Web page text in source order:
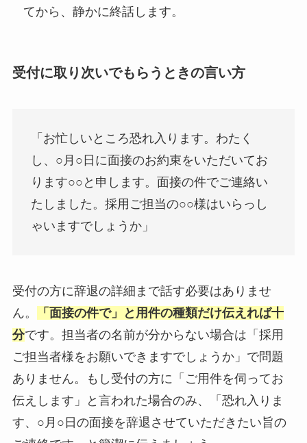
てから、静かに終話します。
受付に取り次いでもらうときの言い方
「お忙しいところ恐れ入ります。わたく
し、○月○日に面接のお約束をいただいてお
ります○○と申します。面接の件でご連絡い
たしました。採用ご担当の○○様はいらっし
ゃいますでしょうか」
受付の方に辞退の詳細まで話す必要はありませ
ん。
「面接の件で」と用件の種類だけ伝えれば十
分です。担当者の名前が分からない場合は「採用
ご担当者様をお願いできますでしょうか」で問題
ありません。もし受付の方に「ご用件を伺ってお
伝えします」と言われた場合のみ、「恐れ入りま
す、○月○日の面接を辞退させていただきたい旨の